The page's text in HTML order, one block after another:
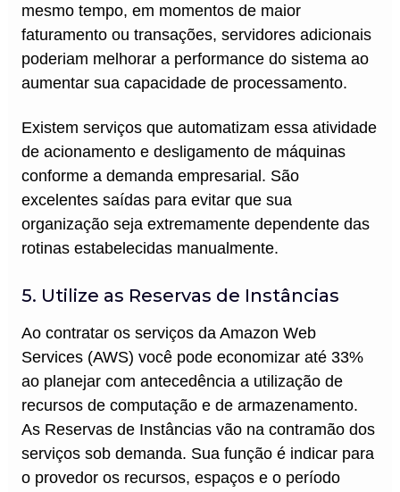
mesmo tempo, em momentos de maior
faturamento ou transações, servidores adicionais
poderiam melhorar a performance do sistema ao
aumentar sua capacidade de processamento.
Existem serviços que automatizam essa atividade
de acionamento e desligamento de máquinas
conforme a demanda empresarial. São
excelentes saídas para evitar que sua
organização seja extremamente dependente das
rotinas estabelecidas manualmente.
5. Utilize as Reservas de Instâncias
Ao contratar os serviços da Amazon Web
Services (AWS) você pode economizar até 33%
ao planejar com antecedência a utilização de
recursos de computação e de armazenamento.
As Reservas de Instâncias vão na contramão dos
serviços sob demanda. Sua função é indicar para
o provedor os recursos, espaços e o período